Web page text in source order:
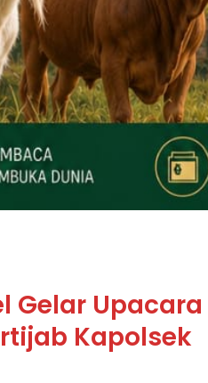
Gelar
Kapolsek